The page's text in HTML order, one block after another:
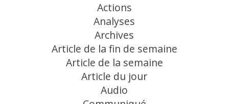
Actions
Analyses
Archives
Article de la fin de semaine
Article de la semaine
Article du jour
Audio